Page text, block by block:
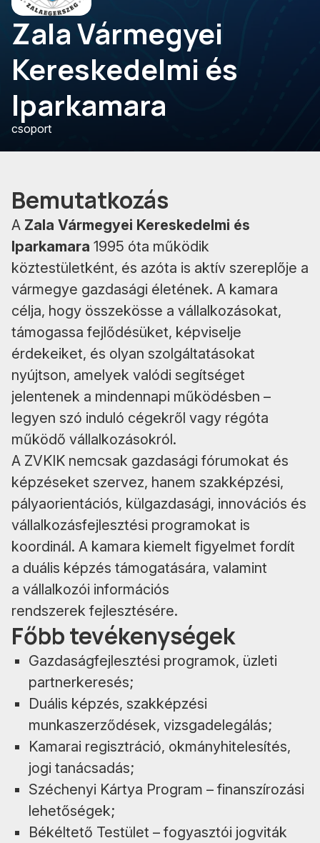
Zala Vármegyei
Kereskedelmi és
Iparkamara
csoport
Bemutatkozás
A Zala Vármegyei Kereskedelmi és
Iparkamara 1995 óta működik
köztestületként, és azóta is aktív szereplője a
vármegye gazdasági életének. A kamara
célja, hogy összekösse a vállalkozásokat,
támogassa fejlődésüket, képviselje
érdekeiket, és olyan szolgáltatásokat
nyújtson, amelyek valódi segítséget
jelentenek a mindennapi működésben –
legyen szó induló cégekről vagy régóta
működő vállalkozásokról.
A ZVKIK nemcsak gazdasági fórumokat és
képzéseket szervez, hanem szakképzési,
pályaorientációs, külgazdasági, innovációs és
vállalkozásfejlesztési programokat is
koordinál. A kamara kiemelt figyelmet fordít
a duális képzés támogatására, valamint
a vállalkozói információs
rendszerek fejlesztésére.
Főbb tevékenységek
Gazdaságfejlesztési programok, üzleti
partnerkeresés;
Duális képzés, szakképzési
munkaszerződések, vizsgadelegálás;
Kamarai regisztráció, okmányhitelesítés,
jogi tanácsadás;
Széchenyi Kártya Program – finanszírozási
lehetőségek;
Békéltető Testület – fogyasztói jogviták